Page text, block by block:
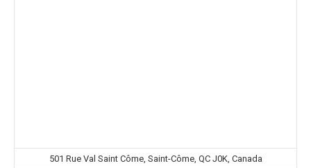
501 Rue Val Saint Côme, Saint-Côme, QC J0K, Canada